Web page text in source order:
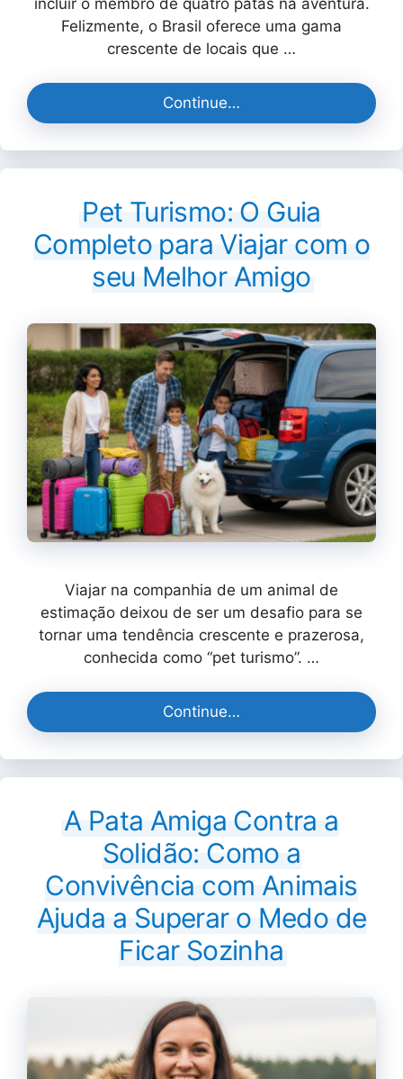
Felizmente, o Brasil oferece uma gama
crescente de locais que …
Continue…
Pet Turismo: O Guia
Completo para Viajar com o
seu Melhor Amigo
Viajar na companhia de um animal de
estimação deixou de ser um desafio para se
tornar uma tendência crescente e prazerosa,
conhecida como “pet turismo”. …
Continue…
A Pata Amiga Contra a
Solidão: Como a
Convivência com Animais
Ajuda a Superar o Medo de
Ficar Sozinha